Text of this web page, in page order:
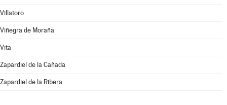
Villatoro
Viñegra de Moraña
Vita
Zapardiel de la Cañada
Zapardiel de la Ribera